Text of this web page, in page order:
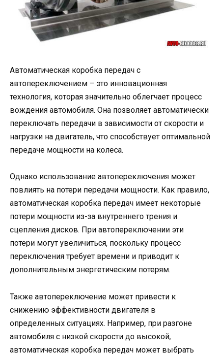
Автоматическая коробка передач с
автопереключением – это инновационная
технология, которая значительно облегчает процесс
вождения автомобиля. Она позволяет автоматически
переключать передачи в зависимости от скорости и
нагрузки на двигатель, что способствует оптимальной
передаче мощности на колеса.
Однако использование автопереключения может
повлиять на потери передачи мощности. Как правило,
автоматическая коробка передач имеет некоторые
потери мощности из-за внутреннего трения и
сцепления дисков. При автопереключении эти
потери могут увеличиться, поскольку процесс
переключения требует времени и приводит к
дополнительным энергетическим потерям.
Также автопереключение может привести к
снижению эффективности двигателя в
определенных ситуациях. Например, при разгоне
автомобиля с низкой скорости до высокой,
автоматическая коробка передач может выбрать